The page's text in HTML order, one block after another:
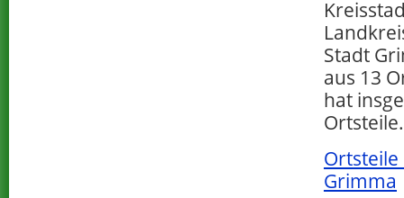
Stadt
aus 13
hat
Ortsteile.
Grimma